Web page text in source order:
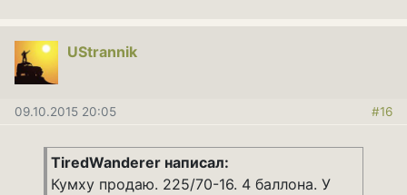
UStrannik
09.10.2015 20:05 #16
TiredWanderer написал:
Кумху продаю. 225/70-16. 4 баллона. У